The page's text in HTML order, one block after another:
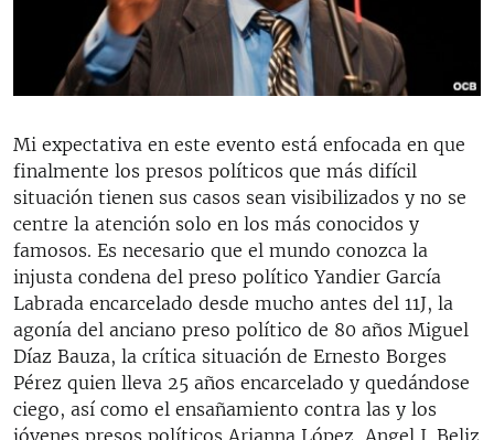
Mi expectativa en este evento está enfocada en que
finalmente los presos políticos que más difícil
situación tienen sus casos sean visibilizados y no se
centre la atención solo en los más conocidos y
famosos. Es necesario que el mundo conozca la
injusta condena del preso político Yandier García
Labrada encarcelado desde mucho antes del 11J, la
agonía del anciano preso político de 80 años Miguel
Díaz Bauza, la crítica situación de Ernesto Borges
Pérez quien lleva 25 años encarcelado y quedándose
ciego, así como el ensañamiento contra las y los
jóvenes presos políticos Arianna López, Angel J. Beliz